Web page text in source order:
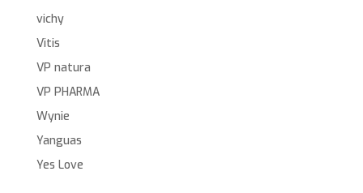
vichy
Vitis
VP natura
VP PHARMA
Wynie
Yanguas
Yes Love